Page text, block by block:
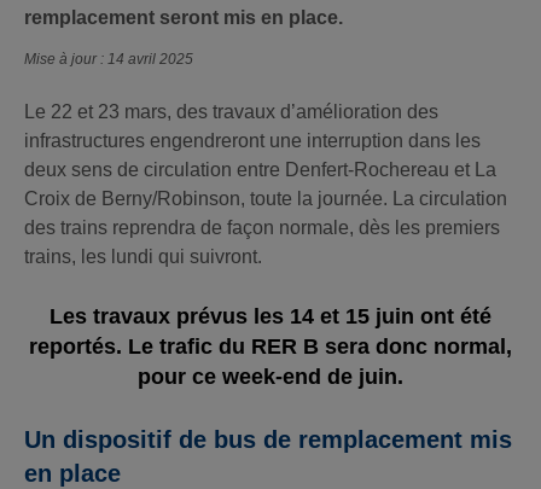
remplacement seront mis en place.
Mise à jour : 14 avril 2025
Le 22 et 23 mars, des travaux d’amélioration des
infrastructures engendreront une interruption dans les
deux sens de circulation entre Denfert-Rochereau et La
Croix de Berny/Robinson, toute la journée. La circulation
des trains reprendra de façon normale, dès les premiers
trains, les lundi qui suivront.
Les travaux prévus les 14 et 15 juin ont été
reportés. Le trafic du RER B sera donc normal,
pour ce week-end de juin.
Un dispositif de bus de remplacement mis
en place